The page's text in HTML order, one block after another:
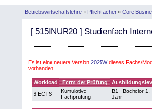
Betriebswirtschaftslehre » Pflichtfächer » Core
[ 515INUR20 ] Studienfach
Es ist eine neuere Version 2025Wdieses Fachs/
vorhanden.
Workload Form der Prüfung
6 ECTS
Kumulative
Fachprüfung
B1 - Bachelor 1.
Jahr